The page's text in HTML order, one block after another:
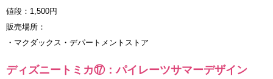
値段：1,500円
販売場所：
・マクダックス・デパートメントストア
ディズニートミカ⑰：パイレーツサマーデザイン